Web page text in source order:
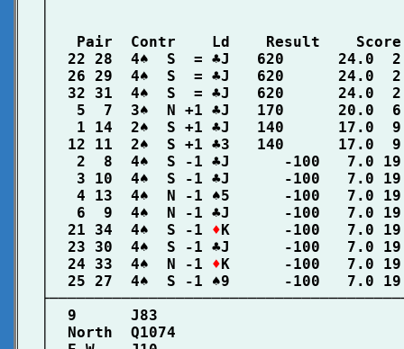
│   Pair  Contr    Ld    Result
│  22 28  4♠  S  = ♣J   620      24.0
│  26 29  4♠  S  = ♣J   620      24.0
│  32 31  4♠  S  = ♣J   620      24.0
│   5  7  3♠  N +1 ♣J   170      20.0
│   1 14  2♠  S +1 ♣J   140      17.0
│  12 11  2♠  S +1 ♣3   140      17.0
│   2  8  4♠  S -1 ♣J      -100   7.0
│   3 10  4♠  S -1 ♣J      -100   7.0
│   4 13  4♠  N -1 ♠5      -100   7.0
│   6  9  4♠  N -1 ♣J      -100   7.0
│  21 34  4♠  S -1 ♦K      -100   7.0
│  23 30  4♠  S -1 ♣J      -100   7.0
│  24 33  4♠  N -1 ♦K      -100   7.0
│  25 27  4♠  S -1 ♠9      -100   7.0
│  9      J83
│  North  Q1074